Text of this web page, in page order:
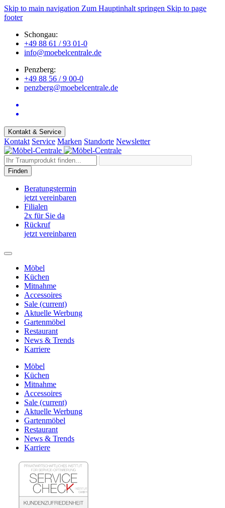
Skip to main navigation Zum Hauptinhalt springen Skip to page
footer
Schongau:
+49 88 61 / 93 01-0
info@moebelcentrale.de
Penzberg:
+49 88 56 / 9 00-0
penzberg@moebelcentrale.de
Kontakt & Service
Kontakt Service Marken Standorte Newsletter
Finden
Beratungstermin
jetzt vereinbaren
Filialen
2x für Sie da
Rückruf
jetzt vereinbaren
Möbel
Küchen
Mitnahme
Accessoires
Sale (current)
Aktuelle Werbung
Gartenmöbel
Restaurant
News & Trends
Karriere
Möbel
Küchen
Mitnahme
Accessoires
Sale (current)
Aktuelle Werbung
Gartenmöbel
Restaurant
News & Trends
Karriere